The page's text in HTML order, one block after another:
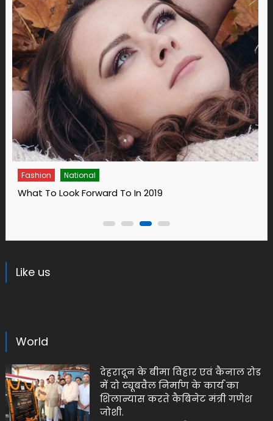
Fashion
14 Ways To Bring Wellness Into Your Life In 2019
Like us
World
देहरादून के बीमा विहार एवं कैनाल रोड
में दो ट्यूबवैल निर्माण के कार्य का
शिलान्यास करते कैबिनेट मंत्री गणेश
जोशी.